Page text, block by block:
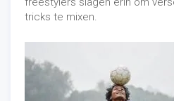
tricks te mixen.